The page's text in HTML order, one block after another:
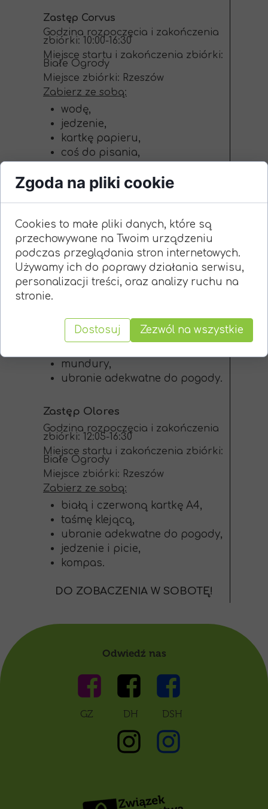
GZ DH DSH
Odwiedź nas
Zastęp Corvus
Godzina rozpoczęcia i zakończenia
zbiórki: 10:00-16:30
Miejsce startu i zakończenia zbiórki:
Białe Ogrody
Miejsce zbiórki: Rzeszów
Zabierz ze sobą:
wodę,
jedzenie,
kartkę papieru,
coś do pisania,
5zł,
mundur.
Zastęp Noctus
Godzina rozpoczęcia i zakończenia
zbiórki: 09:00-15:00
Miejsce startu i zakończenia zbiórki:
Białe Ogrody
Miejsce zbiórki: Rzeszów
jedzenie i picie,
śpiewniki,
mundury,
ubranie adekwatne do pogody.
Zastęp Olores
Godzina rozpoczęcia i zakończenia
zbiórki: 12:05-16:30
Miejsce startu i zakończenia zbiórki:
Białe Ogrody
Miejsce zbiórki: Rzeszów
Zabierz ze sobą:
białą i czerwoną kartkę A4,
taśmę klejącą,
ubranie adekwatne do pogody,
jedzenie i picie,
kompas.
DO ZOBACZENIA W SOBOTĘ!
Zgoda na pliki cookie
Cookies to małe pliki danych, które są
przechowywane na Twoim urządzeniu
podczas przeglądania stron internetowych.
Używamy ich do poprawy działania serwisu,
personalizacji treści, oraz analizy ruchu na
stronie.
Dostosuj Zezwól na wszystkie